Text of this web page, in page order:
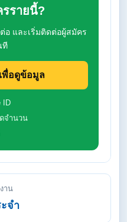
รายนี้?
อ และเริ่มติดต่อผู้สมัคร
ที
พื่อดูข้อมูล
ID
จำนวน
าน
จำ